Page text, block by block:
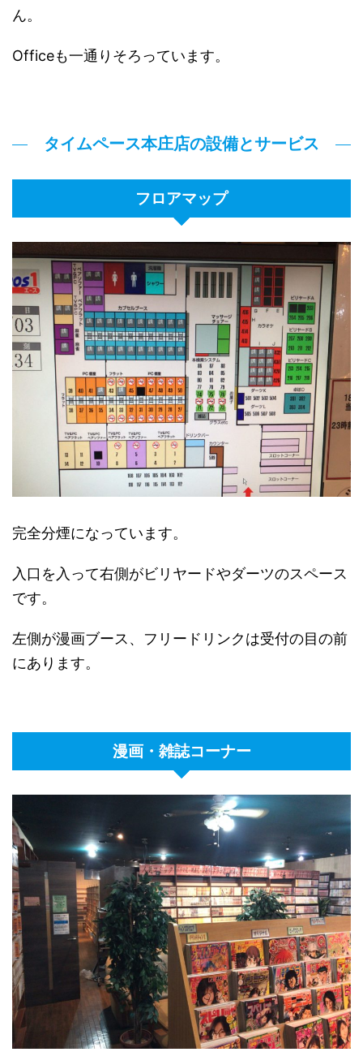
ん。
Officeも一通りそろっています。
タイムペース本庄店の設備とサービス
フロアマップ
完全分煙になっています。
入口を入って右側がビリヤードやダーツのスペース
です。
左側が漫画ブース、フリードリンクは受付の目の前
にあります。
漫画・雑誌コーナー